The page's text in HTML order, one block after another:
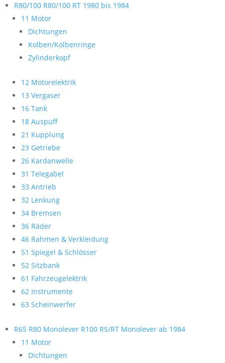
R80/100 R80/100 RT 1980 bis 1984
11 Motor
Dichtungen
Kolben/Kolbenringe
Zylinderkopf
12 Motorelektrik
13 Vergaser
16 Tank
18 Auspuff
21 Kupplung
23 Getriebe
26 Kardanwelle
31 Telegabel
33 Antrieb
32 Lenkung
34 Bremsen
36 Räder
46 Rahmen & Verkleidung
51 Spiegel & Schlösser
52 Sitzbank
61 Fahrzeugelektrik
62 Instrumente
63 Scheinwerfer
R65 R80 Monolever R100 RS/RT Monolever ab 1984
11 Motor
Dichtungen